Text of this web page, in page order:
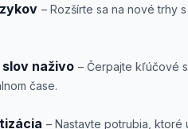
– Rozšírte sa na nové trhy
naživo – Čerpajte kľúčové
čase.
– Nastavte potrubia, ktoré